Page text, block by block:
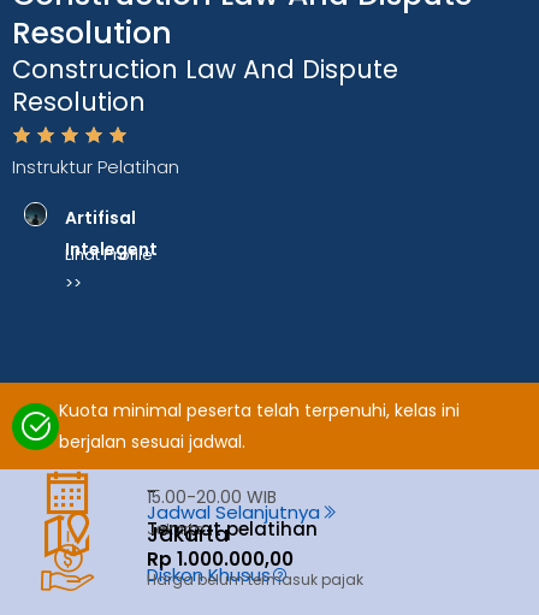
Resolution
Construction Law And Dispute
Resolution
Instruktur Pelatihan
Artifisal
Intelegent
Lihat Profile
>>
Kuota minimal peserta telah terpenuhi, kelas ini
berjalan sesuai jadwal.
-
15.00-20.00 WIB
Jadwal Selanjutnya
Tempat pelatihan
Jakarta
Jakarta
Rp 1.000.000,00
Diskon Khusus
Harga belum termasuk pajak